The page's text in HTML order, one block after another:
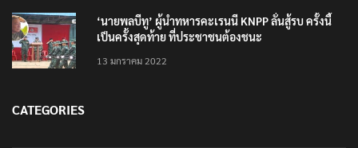
‘นายพลบีทู’ ผู้นำทหารคะเรนนี KNPP ลั่นสู้รบ ครั้งนี้
เป็นครั้งสุดท้าย ที่ประชาชนต้องชนะ
13 มกราคม 2022
CATEGORIES